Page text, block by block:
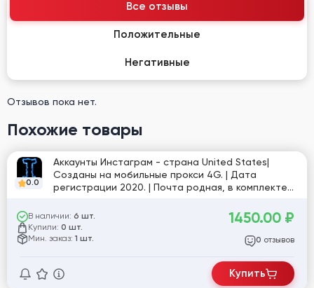
Все отзывы
Положительные
Негативные
Отзывов пока нет.
Похожие товары
0.0
Аккаунты Инстаграм - страна United States|
Cозданы на мобильные прокси 4G. | Дата
регистрации 2020. | Почта родная, в комплекте
В наличии: 6 шт.
Купили: 0 шт.
Мин. заказ: 1 шт.
1450.00 ₽
0 отзывов
Купить